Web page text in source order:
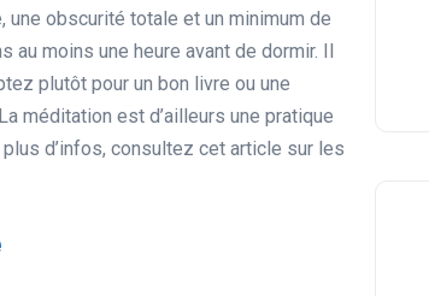
obscurité totale et un minimum de
moins une heure avant de dormir. Il
plutôt pour un bon livre ou une
méditation est d’ailleurs une pratique
d’infos, consultez cet article sur les
21 décembre 2024